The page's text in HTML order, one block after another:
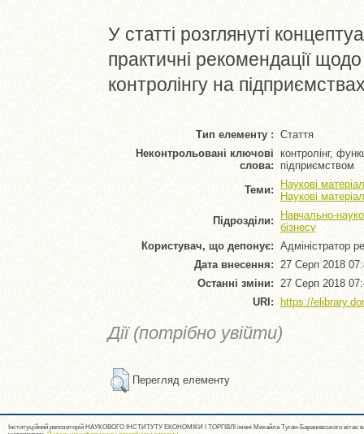
У статті розглянуті
практичні рекомендації
контролінгу на
Тип елементу : Стаття
Неконтрольовані ключові
слова:
контролінг,
підприємством
Теми:
Наукові
Наукові
Підрозділи:
Навчально-
бізнесу
Користувач, що депонує: Адміністратор
Дата внесення: 27 Серп 2018
Останні зміни: 27 Серп 2018
URI:
https://
Дії (потрібно увійти)
Перегляд елементу
Інституційний репозиторій НАУКОВОГО ІНСТИТУТУ ЕКОНОМІКИ І ТОРГІВЛІ імені Михайла Туган-Барановського вітає